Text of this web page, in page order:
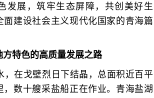
发展，筑牢生态屏障，共创美好生
面建设社会主义现代化国家的青海篇
方特色的高质量发展之路
，在戈壁烈日下结晶，总面积近百平
，数十艘采盐船正在作业。青海盐湖